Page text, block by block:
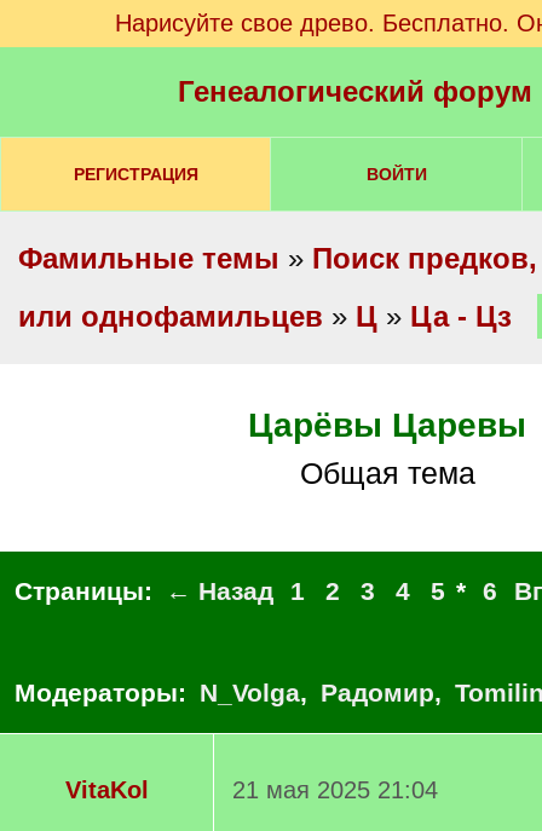
Нарисуйте свое древо. Бесплатно.
Генеалогический
РЕГИСТРАЦИЯ ВОЙТИ
Фамильные темы » Поиск
или однофамильцев » Ц » Ца - Цз
Царёвы Царевы
Общая тема
Страницы: ← Назад 1 2 3 4 5 * 6
Модераторы: N_Volga, Радомир,
VitaKol 21 мая 2025 21:04